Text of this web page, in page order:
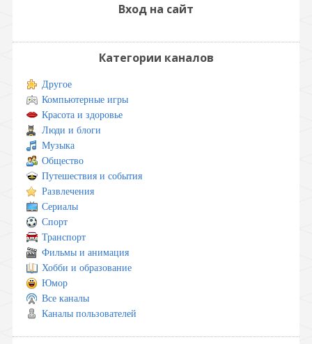
Вход на сайт
Категории каналов
Другое
Компьютерные игры
Красота и здоровье
Люди и блоги
Музыка
Общество
Путешествия и события
Развлечения
Сериалы
Спорт
Транспорт
Фильмы и анимация
Хобби и образование
Юмор
Все каналы
Каналы пользователей